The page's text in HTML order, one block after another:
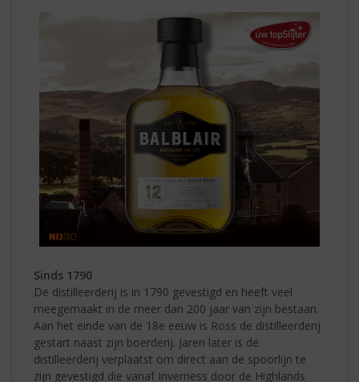
Sinds 1790
De distilleerderij is in 1790 gevestigd en heeft veel
meegemaakt in de meer dan 200 jaar van zijn bestaan.
Aan het einde van de 18e eeuw is Ross de distilleerderij
gestart naast zijn boerderij. Jaren later is de
distilleerderij verplaatst om direct aan de spoorlijn te
zijn gevestigd die vanaf Inverness door de Highlands